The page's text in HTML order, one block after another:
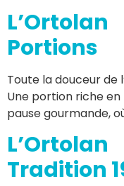
L’Ortolan
Portions
Toute la douceur de
Une portion riche
pause gourmande,
L’Ortolan
Tradition